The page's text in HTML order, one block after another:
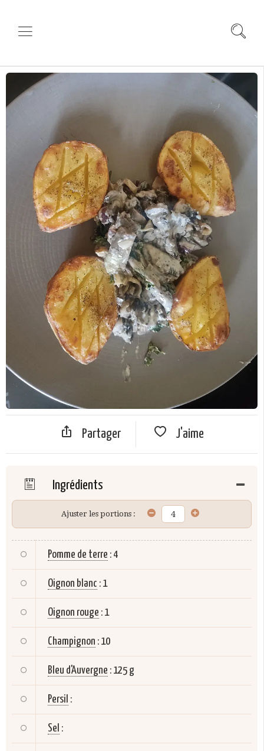
Partager J'aime
Ingrédients
Ajuster les portions :
Pomme de terre : 4
Oignon blanc : 1
Oignon rouge : 1
Champignon : 10
Bleu d'Auvergne : 125 g
Persil :
Sel :